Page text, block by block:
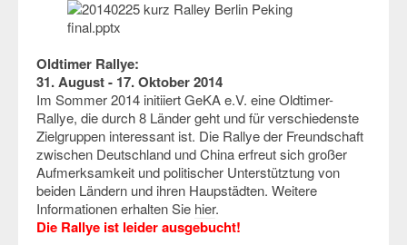
Oldtimer Rallye:
31. August - 17. Oktober 2014
Im Sommer 2014 initiiert GeKA e.V. eine Oldtimer-
Rallye, die durch 8 Länder geht und für verschiedenste
Zielgruppen interessant ist. Die Rallye der Freundschaft
zwischen Deutschland und China erfreut sich großer
Aufmerksamkeit und politischer Unterstütztung von
beiden Ländern und ihren Haupstädten. Weitere
Informationen erhalten Sie hier.
Die Rallye ist leider ausgebucht!